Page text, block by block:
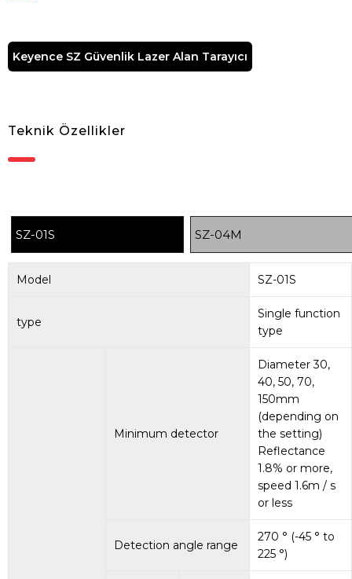
Keyence SZ Güvenlik Lazer Alan Tarayıcı
Teknik Özellikler
SZ-01S SZ-04M
Model SZ-01S
type
Single function
type
Minimum detector
Diameter 30,
40, 50, 70,
150mm
(depending on
the setting)
Reflectance
1.8% or more,
speed 1.6m / s
or less
Detection angle range
270 ° (-45 ° to
225 °)